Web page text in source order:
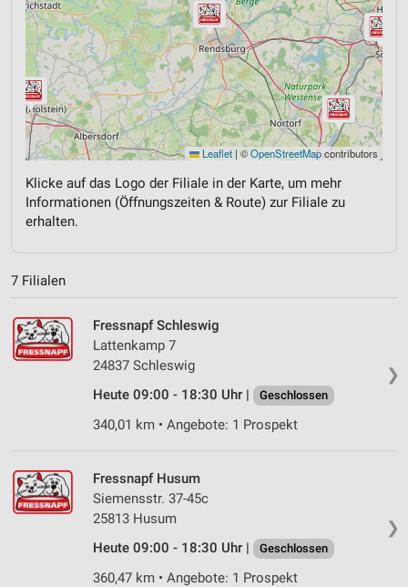
Leaflet | ©OpenStreetMapcontributors
Klicke auf das Logo der Filiale in der Karte, um mehr
Informationen (Öffnungszeiten & Route) zur Filiale zu
erhalten.
7 Filialen
❯
Fressnapf Schleswig
Lattenkamp 7
24837 Schleswig
Heute 09:00 - 18:30 Uhr |
Geschlossen
340,01 km • Angebote: 1 Prospekt
❯
Fressnapf Husum
Siemensstr. 37-45c
25813 Husum
Heute 09:00 - 18:30 Uhr |
Geschlossen
360,47 km • Angebote: 1 Prospekt